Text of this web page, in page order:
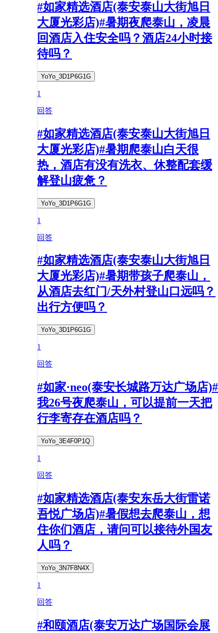
#如家精选酒店(泰安泰山大街旭日
大厦光彩店)#暑期夜爬泰山，凌晨
回酒店入住安全吗？酒店24小时接
待吗？
YoYo_3D1P6G1G
1
回答
#如家精选酒店(泰安泰山大街旭日
大厦光彩店)#暑期爬泰山白天很
热，酒店有没有洗衣、休整配套缓
解登山疲惫？
YoYo_3D1P6G1G
1
回答
#如家精选酒店(泰安泰山大街旭日
大厦光彩店)#暑期带孩子爬泰山，
从酒店去红门/天外村登山口远吗？
出行方便吗？
YoYo_3D1P6G1G
1
回答
#如家·neo(泰安长城路万达广场店)#
我26号夜爬泰山，可以提前一天把
行李寄存在酒店吗？ ​
YoYo_3E4F0P1Q
1
回答
#如家精选酒店(泰安东岳大街雷诺
吾悦广场店)#暑假想去爬泰山，想
住你们酒店，请问可以接待外国友
人吗？
YoYo_3N7F8N4X
1
回答
#和颐酒店(泰安万达广场国际会展